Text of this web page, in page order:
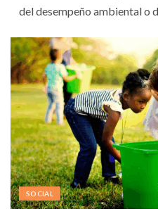
del desempeño ambiental o
SOCIAL